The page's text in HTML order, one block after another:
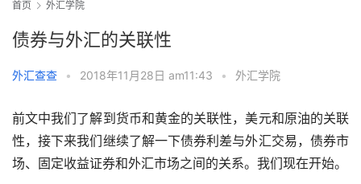
首页 外汇学院
债券与外汇的关联性
外汇查查 • 2018年11月28日 am11:43 • 外汇学院
前文中我们了解到货币和黄金的关联性，美元和原油的关联
性，接下来我们继续了解一下债券利差与外汇交易，债券市
场、固定收益证券和外汇市场之间的关系。我们现在开始。